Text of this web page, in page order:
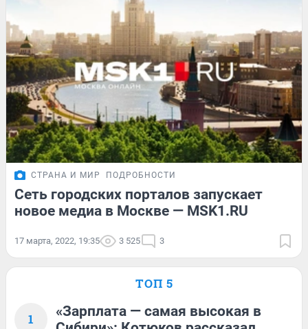
СТРАНА И МИР ПОДРОБНОСТИ
Сеть городских порталов запускает
новое медиа в Москве — MSK1.RU
17 марта, 2022, 19:35 3 525 3
ТОП 5
1
«Зарплата — самая высокая в